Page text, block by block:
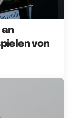
an
von